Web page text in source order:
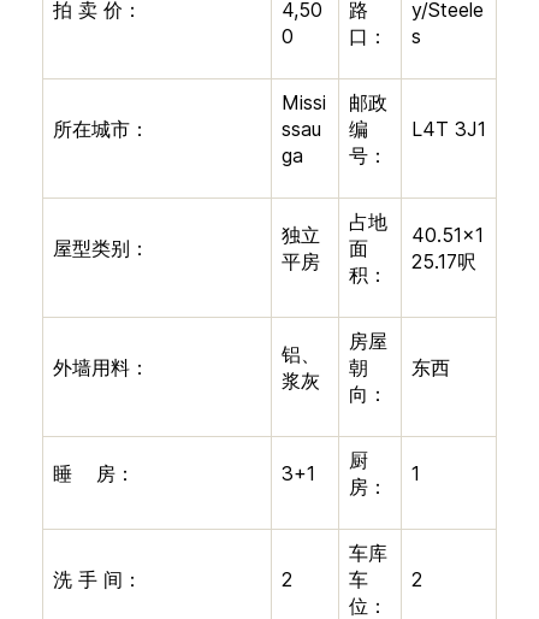
拍 卖 价：
4,50
0
路
口：
y/Steele
s
所在城市：
Missi
ssau
ga
邮政
编
号：
L4T 3J1
屋型类别：
独立
平房
占地
面
积：
40.51×1
25.17呎
外墙用料：
铝、
浆灰
房屋
朝
向：
东西
睡 房： 3+1
厨
房：
1
洗 手 间： 2
车库
车
位：
2